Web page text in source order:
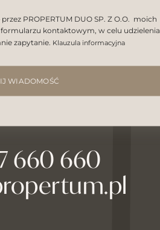
PROPERTUM DUO SP. Z O.O. moich
kontaktowym, w celu udzielenia
zapytanie. Klauzula informacyjna
WIADOMOŚĆ
660 660